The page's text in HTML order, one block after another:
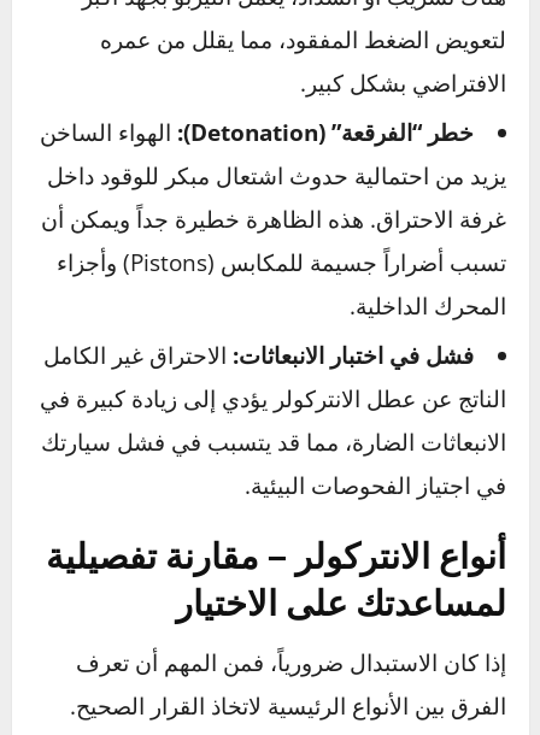
العواقب – ما الذي يحدث عند
تجاهل الانتركولر التالف؟
تجاهل المشكلة لن يجعلها تختفي، بل سيؤدي إلى
سلسلة من المشاكل الأكثر تكلفة وخطورة:
إجهاد الشاحن التوربيني (التيربو):
لتعويض الضغط المفقود، مما يقلل من عمره
الافتراضي بشكل كبير.
خطر “الفرقعة” (Detonation):
يزيد من احتمالية حدوث اشتعال مبكر للوقود داخل
غرفة الاحتراق. هذه الظاهرة خطيرة جداً ويمكن أن
المحرك الداخلية.
فشل في اختبار الانبعاثات:الاحتراق غير الكامل